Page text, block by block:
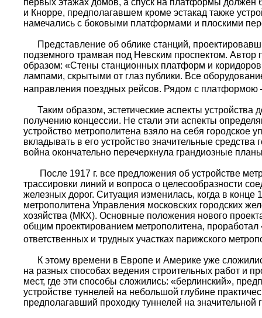
и Кнорре, предполагавшем кроме эстакад также
намечались с боковыми платформами и плоскими
Представление об облике станций,
подземного трамвая под Невским проспектом.
образом: «Стены станционных платформ и
лампами, скрытыми от глаз публики. Все
направления поездных рейсов. Рядом с
Таким образом, эстетические аспекты устройства
получению концессии. Не стали эти аспекты
устройство метрополитена взяло на себя
вкладывать в его устройство значительные
война окончательно перечеркнула грандиозные
После 1917 г. все предложения об устройстве
трассировки линий и вопроса о целесообразности
железных дорог. Ситуация изменилась, когда в конце
метрополитена Управления московских городских
хозяйства (МКХ). Основные положения нового
общим проектированием метрополитена, проработал
ответственных и трудных участках парижского
К этому времени в Европе и Америке уже
на разных способах ведения строительных работ и
мест, где эти способы сложились: «берлинский»,
устройстве туннелей на небольшой глубине
предполагавший проходку туннелей на